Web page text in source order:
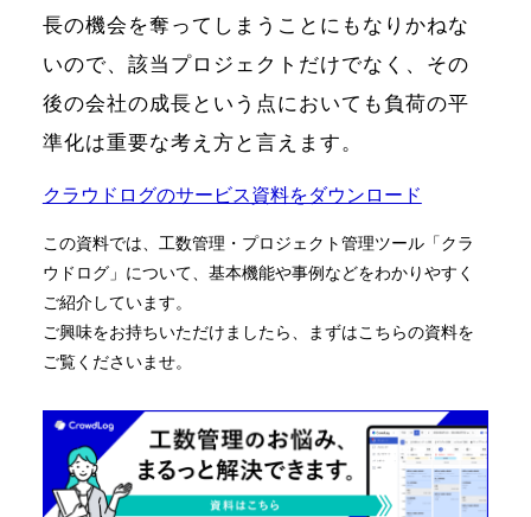
ホーム
目的・活用シーン
長の機会を奪ってしまうことにもなりかねな
いので、該当プロジェクトだけでなく、その
後の会社の成長という点においても負荷の平
準化は重要な考え方と言えます。
クラウドログのサービス資料をダウンロード
この資料では、工数管理・プロジェクト管理ツール「クラ
ウドログ」について、基本機能や事例などをわかりやすく
ご紹介しています。
ご興味をお持ちいただけましたら、まずはこちらの資料を
ご覧くださいませ。